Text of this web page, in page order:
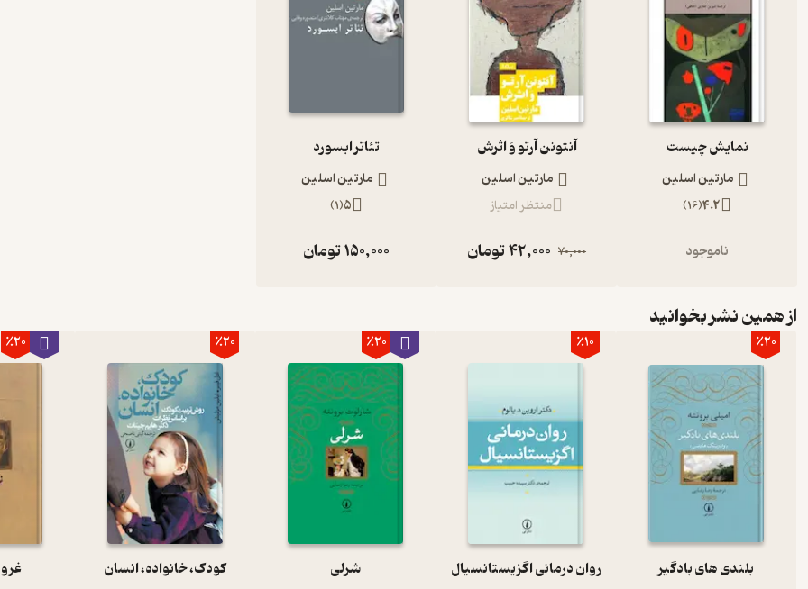
نمایش چیست
مارتین اسلین
4.2
(
16
)
ناموجود
آنتونن آرتو وَ اثرش
مارتین اسلین
منتظر امتیاز
70,000
42,000تومان
تئاتر ابسورد
مارتین اسلین
5
(
1
)
150,000تومان
از همین نشر بخوانید
٪20
بلندی های بادگیر
٪10
روان درمانی اگزیستانسیال
٪20
شرلی
٪20
کودک، خانواده، انسان
٪20